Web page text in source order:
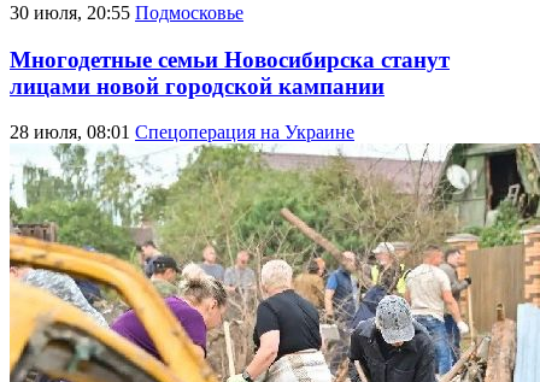
30 июля, 20:55 Подмосковье
Многодетные семьи Новосибирска станут
лицами новой городской кампании
28 июля, 08:01 Спецоперация на Украине